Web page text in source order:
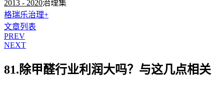
2013 - 2020治理集
格瑞乐治理+
文章列表
PREV
NEXT
81.除甲醛行业利润大吗？与这几点相关